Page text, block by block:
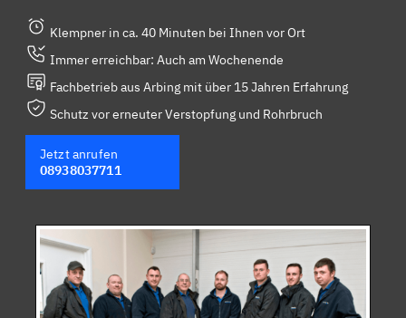
Klempner in ca. 40 Minuten bei Ihnen vor Ort
Immer erreichbar: Auch am Wochenende
Fachbetrieb aus Arbing mit über 15 Jahren Erfahrung
Schutz vor erneuter Verstopfung und Rohrbruch
Jetzt anrufen
08938037711